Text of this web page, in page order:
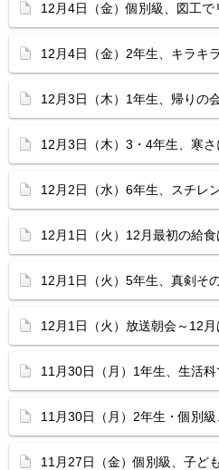
12月4日（金）個別級、図工で
12月4日（金）2年生、キラキ
12月3日（木）1年生、帰りの
12月3日（木）3・4年生、寒
12月2日（水）6年生、スチレ
12月1日（火）12月最初の給食
12月1日（火）5年生、真剣そ
12月1日（火）放送朝会～12月
11月30日（月）1年生、生活科
11月30日（月）2年生・個別
11月27日（金）個別級、子ど